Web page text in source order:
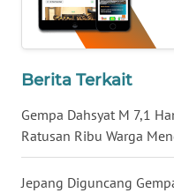
Berita Terkait
Gempa Dahsyat M 7,1
Ratusan Ribu Warga
Jepang Diguncang
WN
WN
SUMBAR
WN
SUMSEL